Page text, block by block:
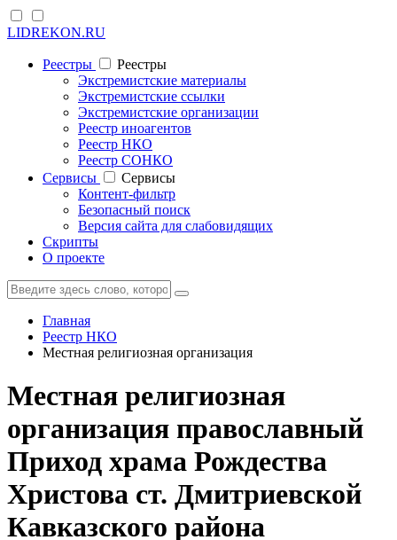
LIDREKON.RU
Реестры
Реестры
Экстремистские материалы
Экстремистские ссылки
Экстремистские организации
Реестр иноагентов
Реестр НКО
Реестр СОНКО
Cервисы
Cервисы
Контент-фильтр
Безопасный поиск
Версия сайта для слабовидящих
Скрипты
О проекте
Главная
Реестр НКО
Местная религиозная организация
Местная религиозная
организация православный
Приход храма Рождества
Христова ст. Дмитриевской
Кавказского района